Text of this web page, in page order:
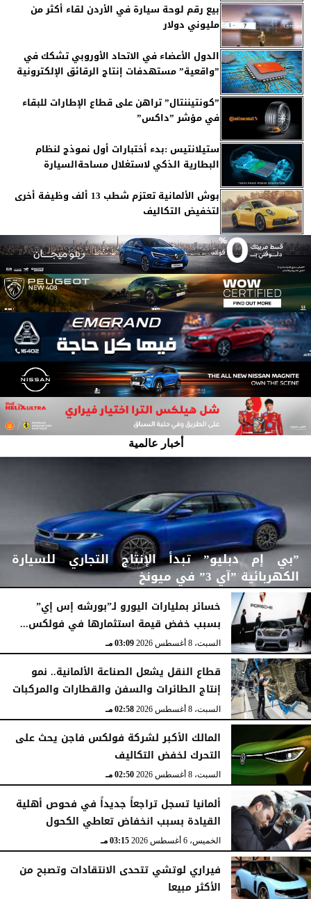
بيع رقم لوحة سيارة في الأردن لقاء أكثر من
مليوني دولار
الدول الأعضاء في الاتحاد الأوروبي تشكك في
”واقعية” مستهدفات إنتاج الرقائق الإلكترونية
”كونتيننتال” تراهن على قطاع الإطارات للبقاء
في مؤشر ”داكس”
ستيلانتيس :بدء أختبارات أول نموذج لنظام
البطارية الذكي لاستغلال مساحةالسيارة
بوش الألمانية تعتزم شطب 13 ألف وظيفة أخرى
لتخفيض التكاليف
أخبار عالمية
”بي إم دبليو” تبدأ الإنتاج التجاري للسيارة
الكهربائية ”آي 3” في ميونخ
السبت، 8 أغسطس 2026 03:43 مـ
خسائر بمليارات اليورو لـ”بورشه إس إي”
بسبب خفض قيمة استثمارها في فولكس...
السبت، 8 أغسطس 2026 03:09 مـ
قطاع النقل يشعل الصناعة الألمانية.. نمو
إنتاج الطائرات والسفن والقطارات والمركبات
السبت، 8 أغسطس 2026 02:58 مـ
المالك الأكبر لشركة فولكس فاجن يحث على
التحرك لخفض التكاليف
السبت، 8 أغسطس 2026 02:50 مـ
ألمانيا تسجل تراجعاً جديداً في فحوص أهلية
القيادة بسبب انخفاض تعاطي الكحول
الخميس، 6 أغسطس 2026 03:15 مـ
فيراري لوتشي تتحدى الانتقادات وتصبح من
الأكثر مبيعا